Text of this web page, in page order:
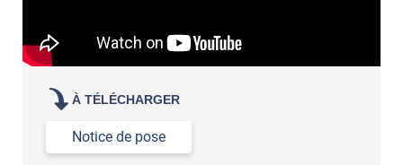
À TÉLÉCHARGER
Notice de pose